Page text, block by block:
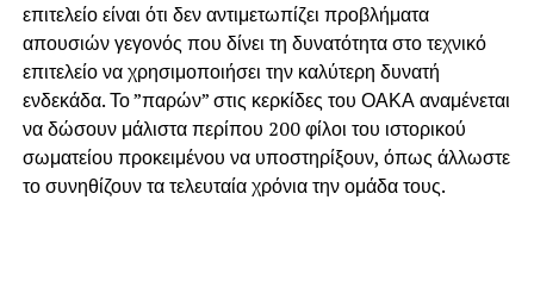
επιτελείο είναι ότι δεν αντιμετωπίζει προβλήματα
απουσιών γεγονός που δίνει τη δυνατότητα στο τεχνικό
επιτελείο να χρησιμοποιήσει την καλύτερη δυνατή
ενδεκάδα. Το ”παρών” στις κερκίδες του ΟΑΚΑ αναμένεται
να δώσουν μάλιστα περίπου 200 φίλοι του ιστορικού
σωματείου προκειμένου να υποστηρίξουν, όπως άλλωστε
το συνηθίζουν τα τελευταία χρόνια την ομάδα τους.